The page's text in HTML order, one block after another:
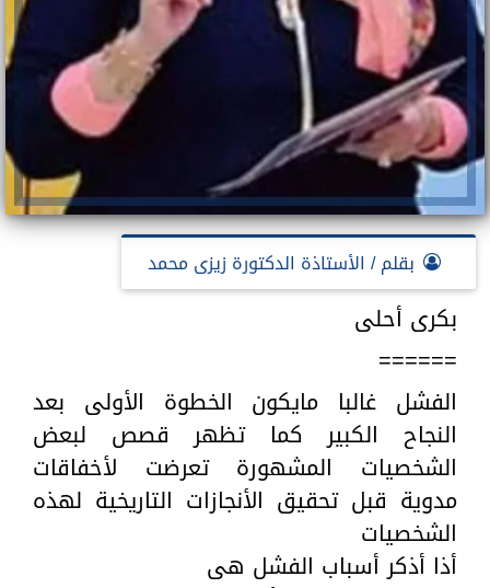
بقلم / الأستاذة الدكتورة زيزى محمد
بكرى أحلى
======
الفشل غالبا مايكون الخطوة الأولى بعد
النجاح الكبير كما تظهر قصص لبعض
الشخصيات المشهورة تعرضت لأخفاقات
مدوية قبل تحقيق الأنجازات التاريخية لهذه
الشخصيات
أذا أذكر أسباب الفشل هى